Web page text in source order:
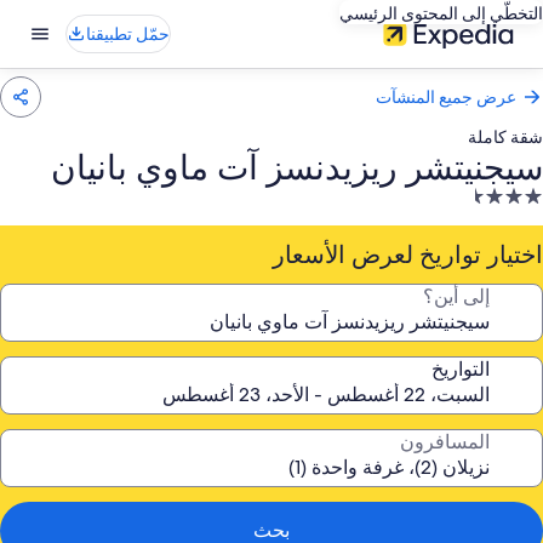
التخطّي إلى المحتوى الرئيسي
حمّل تطبيقنا
عرض جميع المنشآت
شقة كاملة
سيجنيتشر ريزيدنسز آت ماوي بانيان
منشأة
فندقية
مصنفة
3.5
اختيار تواريخ لعرض الأسعار
إلى أين؟
التواريخ
المسافرون
بحث